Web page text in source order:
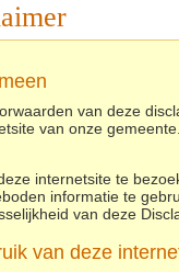
van deze
van onze
internetsite te
informatie te
van deze
van deze